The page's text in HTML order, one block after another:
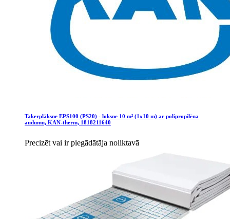
Takerplāksne EPS100 (PS20) - loksne 10 m² (1x10 m) ar polipropilēna
audumu, KAN-therm, 1818211640
Precizēt vai ir piegādātāja noliktavā